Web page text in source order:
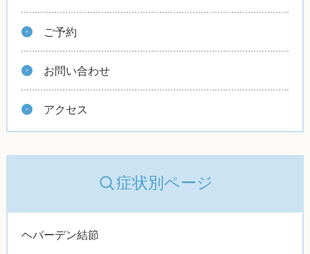
ご予約
お問い合わせ
アクセス
症状別ページ
ヘバーデン結節